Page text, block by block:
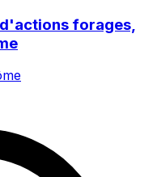
forages,